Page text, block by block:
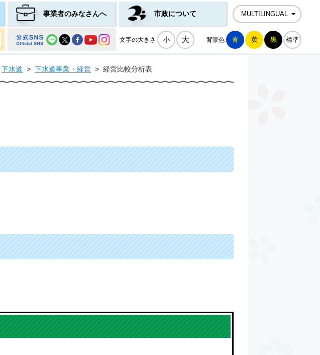
事業者のみなさんへ 市政について MULTILINGUAL
文字の大きさ 小 大 背景色 青 黄 黒 標準
下水道 > 下水道事業・経営 > 経営比較分析表